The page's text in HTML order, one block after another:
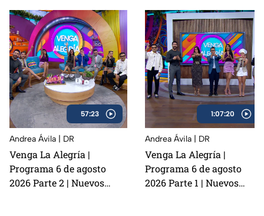
57:23
Andrea Ávila | DR
Venga La Alegría |
Programa 6 de agosto
2026 Parte 2 | Nuevos
1:07:20
Andrea Ávila | DR
Venga La Alegría |
Programa 6 de agosto
2026 Parte 1 | Nuevos